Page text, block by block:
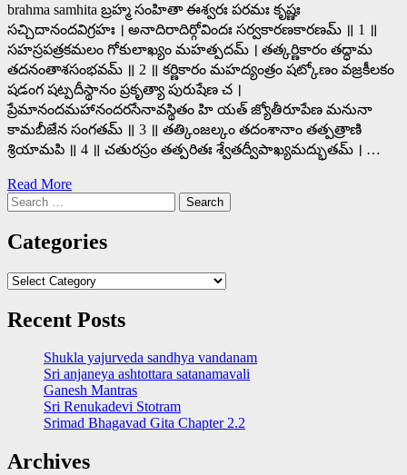
brahma samhita బ్రహ్మ సంహితా ఈశ్వరః పరమః కృష్ణః
సచ్చిదానందవిగ్రహః । అనాదిరాదిర్గోవిందః సర్వకారణకారణమ్ ॥ 1 ॥
సహస్రపత్రకమలం గోకులాఖ్యం మహత్పదమ్ । తత్కర్ణికారం తద్ధామ
తదనంతాశసంభవమ్ ॥ 2 ॥ కర్ణికారం మహద్యంత్రం షట్కోణం వజ్రకీలకం
షడంగ షట్పదీస్థానం ప్రకృత్యా పురుషేణ చ ।
ప్రేమానందమహానందరసేనావస్థితం హి యత్ జ్యోతీరూపేణ మనునా
కామబీజేన సంగతమ్ ॥ 3 ॥ తత్కింజల్కం తదంశానాం తత్పత్రాణి
శ్రియామపి ॥ 4 ॥ చతురస్రం తత్పరితః శ్వేతద్వీపాఖ్యమద్భుతమ్ । …
Read More
Search
for:
Categories
Categories
Recent Posts
Shukla yajurveda sandhya vandanam
Sri anjaneya ashtottara satanamavali
Ganesh Mantras
Sri Renukadevi Stotram
Srimad Bhagavad Gita Chapter 2.2
Archives